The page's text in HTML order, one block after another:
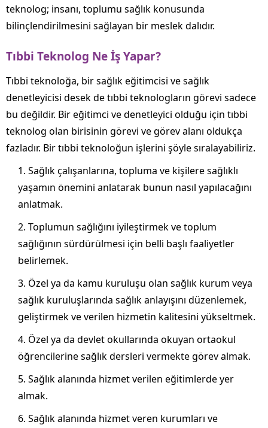
teknolog; insanı, toplumu sağlık konusunda
bilinçlendirilmesini sağlayan bir meslek dalıdır.
Tıbbi Teknolog Ne İş Yapar?
Tıbbi teknoloğa, bir sağlık eğitimcisi ve sağlık
denetleyicisi desek de tıbbi teknologların görevi sadece
bu değildir. Bir eğitimci ve denetleyici olduğu için tıbbi
teknolog olan birisinin görevi ve görev alanı oldukça
fazladır. Bir tıbbi teknoloğun işlerini şöyle sıralayabiliriz.
Sağlık çalışanlarına, topluma ve kişilere sağlıklı
yaşamın önemini anlatarak bunun nasıl yapılacağını
anlatmak.
Toplumun sağlığını iyileştirmek ve toplum
sağlığının sürdürülmesi için belli başlı faaliyetler
belirlemek.
Özel ya da kamu kuruluşu olan sağlık kurum veya
sağlık kuruluşlarında sağlık anlayışını düzenlemek,
geliştirmek ve verilen hizmetin kalitesini yükseltmek.
Özel ya da devlet okullarında okuyan ortaokul
öğrencilerine sağlık dersleri vermekte görev almak.
Sağlık alanında hizmet verilen eğitimlerde yer
almak.
Sağlık alanında hizmet veren kurumları ve